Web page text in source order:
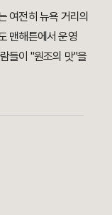
여전히 뉴욕 거리의
맨해튼에서 운영
들이 "원조의 맛"을